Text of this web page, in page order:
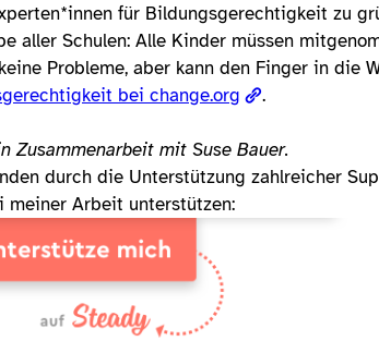
für Bildungsgerechtigkeit zu
aller Schulen: Alle Kinder müssen
Probleme, aber kann den Finger in die
bei change.org
.
Zusammenarbeit mit Suse Bauer.
durch die Unterstützung zahlreicher
meiner Arbeit unterstützen: